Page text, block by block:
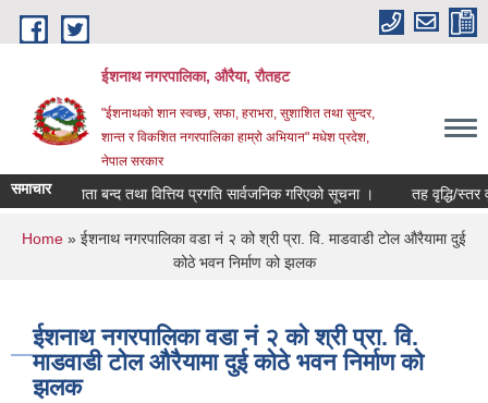
Skip to main content
ईशनाथ नगरपालिका, औरैया, रौतहट
"ईशनाथको शान स्वच्छ, सफा, हराभरा, सुशाशित तथा सुन्दर,
शान्त र विकशित नगरपालिका हाम्रो अभियान" मधेश प्रदेश,
नेपाल सरकार
समाचार
को खाता बन्द तथा वित्तिय प्रगति सार्वजनिक गरिएको सूचना । तह वृद्धि/स्तर
You are here
Home » ईशनाथ नगरपालिका वडा नं २ को श्री प्रा. वि. माडवाडी टोल औरैयामा दुई
कोठे भवन निर्माण को झलक
ईशनाथ नगरपालिका वडा नं २ को श्री प्रा. वि.
माडवाडी टोल औरैयामा दुई कोठे भवन निर्माण को
झलक